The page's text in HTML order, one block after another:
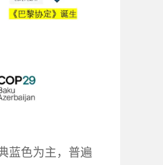
蓝色为主，普遍